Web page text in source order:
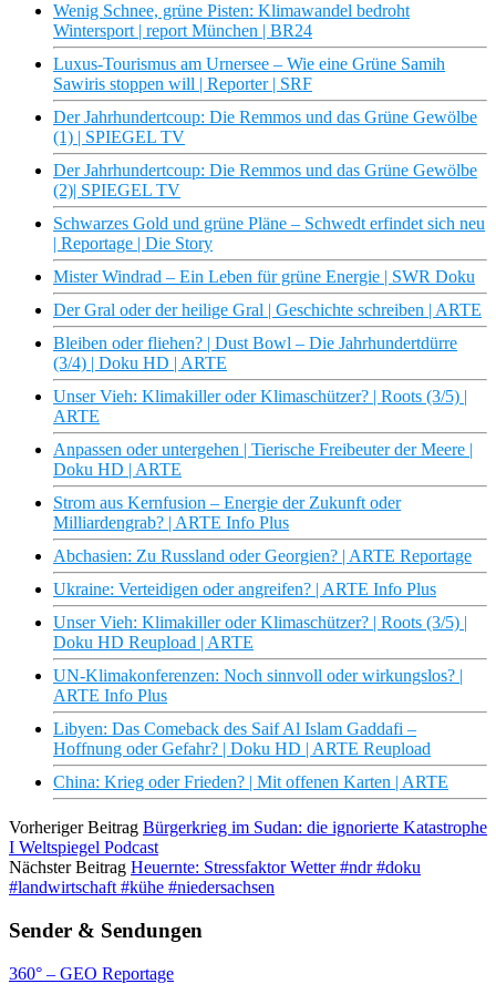
Wenig Schnee, grüne Pisten: Klimawandel bedroht
Wintersport | report München | BR24
Luxus-Tourismus am Urnersee – Wie eine Grüne Samih
Sawiris stoppen will | Reporter | SRF
Der Jahrhundertcoup: Die Remmos und das Grüne Gewölbe
(1) | SPIEGEL TV
Der Jahrhundertcoup: Die Remmos und das Grüne Gewölbe
(2)| SPIEGEL TV
Schwarzes Gold und grüne Pläne – Schwedt erfindet sich neu
| Reportage | Die Story
Mister Windrad – Ein Leben für grüne Energie | SWR Doku
Der Gral oder der heilige Gral | Geschichte schreiben | ARTE
Bleiben oder fliehen? | Dust Bowl – Die Jahrhundertdürre
(3/4) | Doku HD | ARTE
Unser Vieh: Klimakiller oder Klimaschützer? | Roots (3/5) |
ARTE
Anpassen oder untergehen | Tierische Freibeuter der Meere |
Doku HD | ARTE
Strom aus Kernfusion – Energie der Zukunft oder
Milliardengrab? | ARTE Info Plus
Abchasien: Zu Russland oder Georgien? | ARTE Reportage
Ukraine: Verteidigen oder angreifen? | ARTE Info Plus
Unser Vieh: Klimakiller oder Klimaschützer? | Roots (3/5) |
Doku HD Reupload | ARTE
UN-Klimakonferenzen: Noch sinnvoll oder wirkungslos? |
ARTE Info Plus
Libyen: Das Comeback des Saif Al Islam Gaddafi –
Hoffnung oder Gefahr? | Doku HD | ARTE Reupload
China: Krieg oder Frieden? | Mit offenen Karten | ARTE
Vorheriger Beitrag Bürgerkrieg im Sudan: die ignorierte Katastrophe
I Weltspiegel Podcast
Nächster Beitrag Heuernte: Stressfaktor Wetter #ndr #doku
#landwirtschaft #kühe #niedersachsen
Sender & Sendungen
360° – GEO Reportage